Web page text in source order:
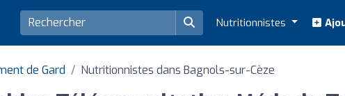
Nutritionnistes
de Gard Nutritionnistes dans Bagnols-sur-Cèze